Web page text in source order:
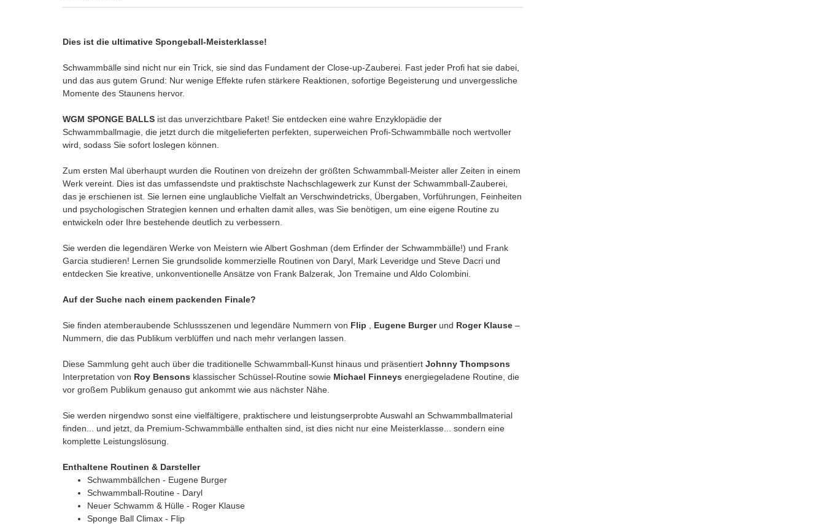
Dies ist die ultimative Spongeball-Meisterklasse!
Schwammbälle sind nicht nur ein Trick, sie sind das Fundament der Close-up-Zauberei. Fast jeder Profi hat sie dabei,
und das aus gutem Grund: Nur wenige Effekte rufen stärkere Reaktionen, sofortige Begeisterung und unvergessliche
Momente des Staunens hervor.
WGM SPONGE BALLS ist das unverzichtbare Paket! Sie entdecken eine wahre Enzyklopädie der
Schwammballmagie, die jetzt durch die mitgelieferten perfekten, superweichen Profi-Schwammbälle noch wertvoller
wird, sodass Sie sofort loslegen können.
Zum ersten Mal überhaupt wurden die Routinen von dreizehn der größten Schwammball-Meister aller Zeiten in einem
Werk vereint. Dies ist das umfassendste und praktischste Nachschlagewerk zur Kunst der Schwammball-Zauberei,
das je erschienen ist. Sie lernen eine unglaubliche Vielfalt an Verschwindetricks, Übergaben, Vorführungen, Feinheiten
und psychologischen Strategien kennen und erhalten damit alles, was Sie benötigen, um eine eigene Routine zu
entwickeln oder Ihre bestehende deutlich zu verbessern.
Sie werden die legendären Werke von Meistern wie Albert Goshman (dem Erfinder der Schwammbälle!) und Frank
Garcia studieren! Lernen Sie grundsolide kommerzielle Routinen von Daryl, Mark Leveridge und Steve Dacri und
entdecken Sie kreative, unkonventionelle Ansätze von Frank Balzerak, Jon Tremaine und Aldo Colombini.
Auf der Suche nach einem packenden Finale?
Sie finden atemberaubende Schlussszenen und legendäre Nummern von Flip Eugene Burgerund Roger Klause –
Nummern, die das Publikum verblüffen und nach mehr verlangen lassen.
Diese Sammlung geht auch über die traditionelle Schwammball-Kunst hinaus und präsentiert Johnny Thompsons
Interpretation von Roy Bensons klassischer Schüssel-Routine sowie Michael Finneys energiegeladene Routine, die
vor großem Publikum genauso gut ankommt wie aus nächster Nähe.
Sie werden nirgendwo sonst eine vielfältigere, praktischere und leistungserprobte Auswahl an Schwammballmaterial
finden... und jetzt, da Premium-Schwammbälle enthalten sind, ist dies nicht nur eine Meisterklasse... sondern eine
komplette Leistungslösung.
Enthaltene Routinen & Darsteller
Schwammbällchen - Eugene Burger
Schwammball-Routine - Daryl
Neuer Schwamm & Hülle - Roger Klause
Sponge Ball Climax - Flip